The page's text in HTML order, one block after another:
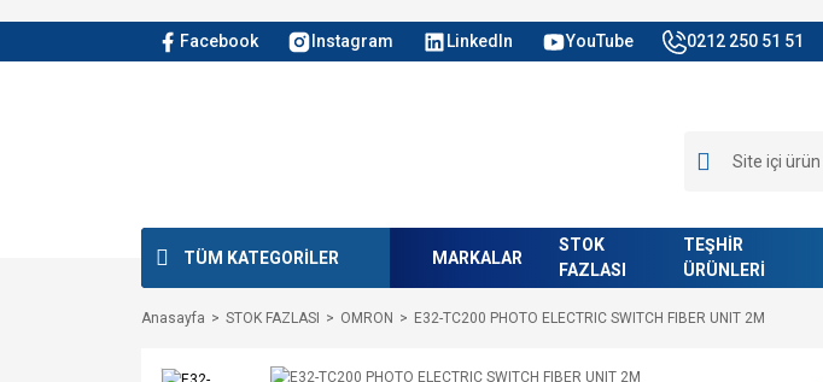
Facebook Instagram LinkedIn YouTube 0212 250 51 51
TÜM KATEGORİLER MARKALAR
STOK
FAZLASI
TEŞHİR
ÜRÜNLERİ
Anasayfa STOK FAZLASI OMRON E32-TC200 PHOTO ELECTRIC SWITCH FIBER UNIT 2M